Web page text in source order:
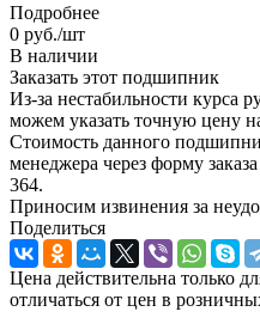
Подробнее
0 руб./шт
В наличии
Заказать этот подшипник
Из-за нестабильности курса
можем указать точную цену
Стоимость данного
менеджера через форму
364.
Приносим извинения за
Поделиться
Цена действительна только
отличаться от цен в